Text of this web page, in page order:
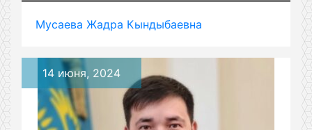
Мусаева Жадра Кындыбаевна
14 июня, 2024